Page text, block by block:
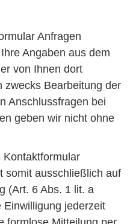
Anfragen
Angaben aus dem
von Ihnen dort
zwecks Bearbeitung der
Anschlussfragen bei
geben wir nicht ohne
Kontaktformular
somit ausschließlich auf
(Art. 6 Abs. 1 lit. a
Einwilligung jederzeit